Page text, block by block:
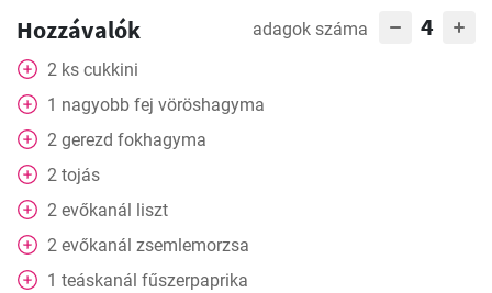
Hozzávalók adagok száma 4
2 ks cukkini
1 nagyobb fej vöröshagyma
2 gerezd fokhagyma
2 tojás
2 evőkanál liszt
2 evőkanál zsemlemorzsa
1 teáskanál fűszerpaprika